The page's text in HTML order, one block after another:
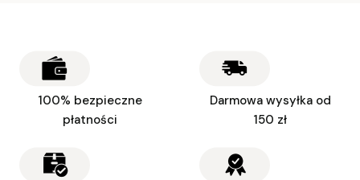
100% bezpieczne
płatności
Darmowa wysyłka od
150 zł